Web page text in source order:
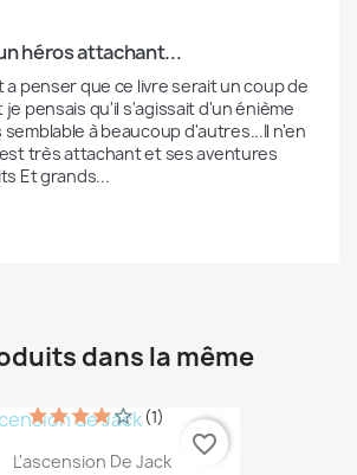
héros attachant...
a penser que ce livre serait un coup de
pensais qu'il s'agissait d'un énième
à beaucoup d'autres...Il n'en
très attachant et ses aventures
Et grands...
dans la même
L'ascension De Jack
(1)
favorite_border